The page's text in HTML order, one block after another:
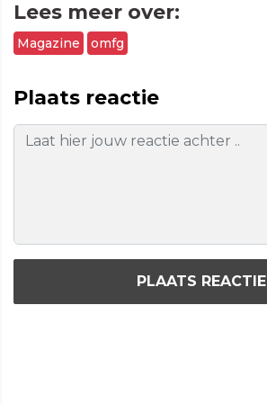
Lees meer over:
Magazine omfg
Plaats reactie
PLAATS REACTIE